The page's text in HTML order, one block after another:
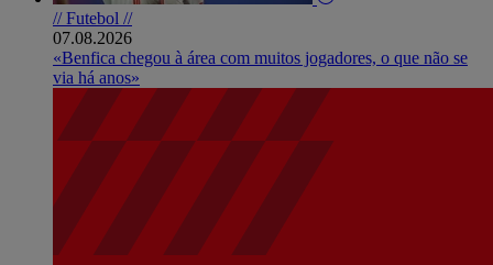
// Futebol //
07.08.2026
«Benfica chegou à área com muitos jogadores, o que não se
via há anos»